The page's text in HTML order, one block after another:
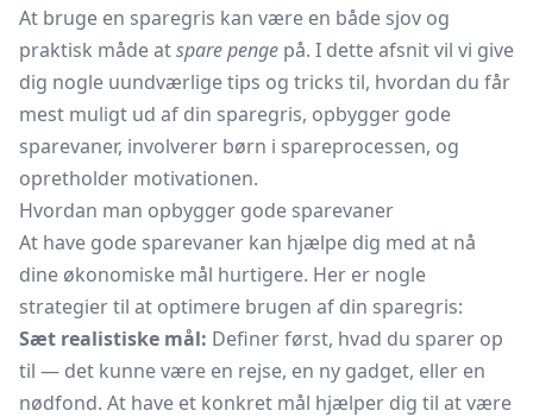
At bruge en sparegris kan være en både sjov og
praktisk måde atspare penge på. I dette afsnit vil vi give
dig nogle uundværlige tips og tricks til, hvordan du får
mest muligt ud af din sparegris, opbygger gode
sparevaner, involverer børn i spareprocessen, og
opretholder motivationen.
Hvordan man opbygger gode sparevaner
At have gode sparevaner kan hjælpe dig med at nå
dine økonomiske mål hurtigere. Her er nogle
strategier til at optimere brugen af din sparegris:
Sæt realistiske mål: Definer først, hvad du sparer op
til — det kunne være en rejse, en ny gadget, eller en
nødfond. At have et konkret mål hjælper dig til at være